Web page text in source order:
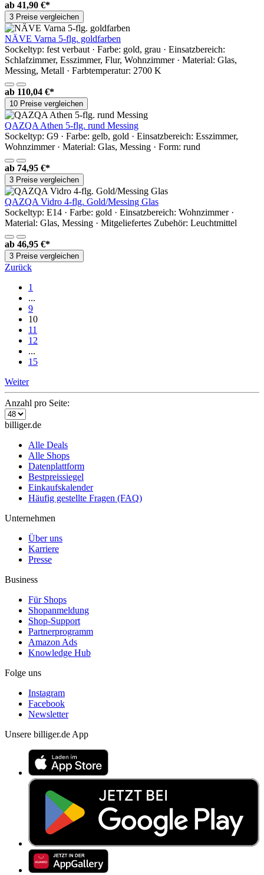
ab 41,90 €*
3 Preise vergleichen
NÄVE Varna 5-flg. goldfarben
Sockeltyp: fest verbaut · Farbe: gold, grau · Einsatzbereich:
Schlafzimmer, Esszimmer, Flur, Wohnzimmer · Material: Glas,
Messing, Metall · Farbtemperatur: 2700 K
ab 110,04 €*
10 Preise vergleichen
QAZQA Athen 5-flg. rund Messing
Sockeltyp: G9 · Farbe: gelb, gold · Einsatzbereich: Esszimmer,
Wohnzimmer · Material: Glas, Messing · Form: rund
ab 74,95 €*
3 Preise vergleichen
QAZQA Vidro 4-flg. Gold/Messing Glas
Sockeltyp: E14 · Farbe: gold · Einsatzbereich: Wohnzimmer ·
Material: Glas, Messing · Mitgeliefertes Zubehör: Leuchtmittel
ab 46,95 €*
3 Preise vergleichen
Zurück
1
...
9
10
11
12
...
15
Weiter
Anzahl pro Seite:
billiger.de
Alle Deals
Alle Shops
Datenplattform
Bestpreissiegel
Einkaufskalender
Häufig gestellte Fragen (FAQ)
Unternehmen
Über uns
Karriere
Presse
Business
Für Shops
Shopanmeldung
Shop-Support
Partnerprogramm
Amazon Ads
Knowledge Hub
Folge uns
Instagram
Facebook
Newsletter
Unsere billiger.de App